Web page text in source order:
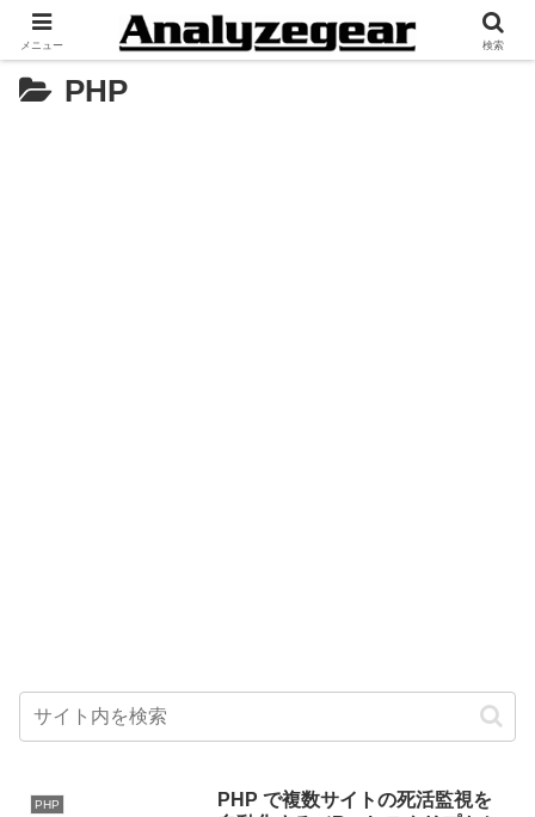
PHP
PHP
PHP で複数サイトの死活監視を
メニュー 検索